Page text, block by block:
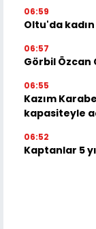
06:59
Oltu'da
06:57
Görbil Özcan
06:55
Kazım
kapasiteyle
06:52
Kaptanlar 5